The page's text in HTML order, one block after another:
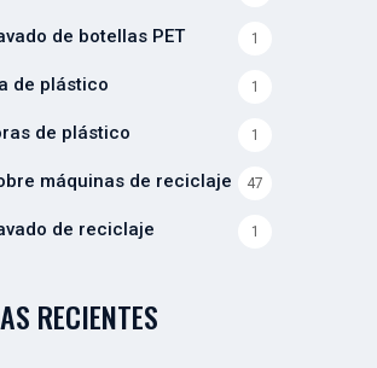
de botellas PET 1
de plástico 1
de plástico 1
máquinas de reciclaje 47
de reciclaje 1
RECIENTES